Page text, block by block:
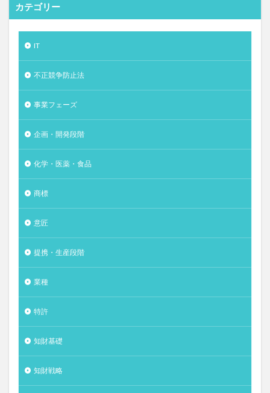
カテゴリー
IT
不正競争防止法
事業フェーズ
企画・開発段階
化学・医薬・食品
商標
意匠
提携・生産段階
業種
特許
知財基礎
知財戦略